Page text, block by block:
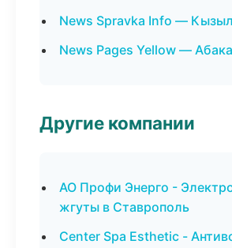
News Spravka Info — Кызыл
News Pages Yellow —
Другие компании
АО Профи Энерго -
жгуты в Ставрополь
Center Spa Esthetic -